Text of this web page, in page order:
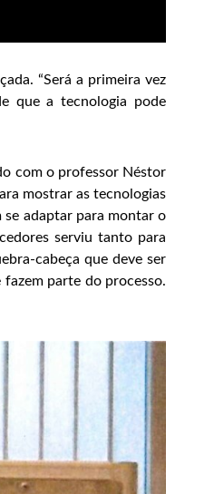
“Será a primeira vez
que a tecnologia pode
com o professor Néstor
mostrar as tecnologias
se adaptar para montar o
serviu tanto para
cabeça que deve ser
parte do processo.